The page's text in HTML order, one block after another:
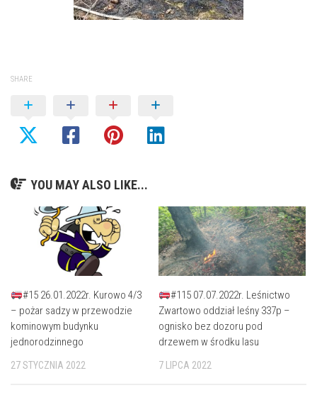
SHARE
YOU MAY ALSO LIKE...
#15 26.01.2022r. Kurowo 4/3
– pożar sadzy w przewodzie
kominowym budynku
jednorodzinnego
27 STYCZNIA 2022
#115 07.07.2022r. Leśnictwo
Zwartowo oddział leśny 337p –
ognisko bez dozoru pod
drzewem w środku lasu
7 LIPCA 2022